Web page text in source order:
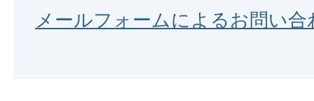
メールフォームによるお問い合